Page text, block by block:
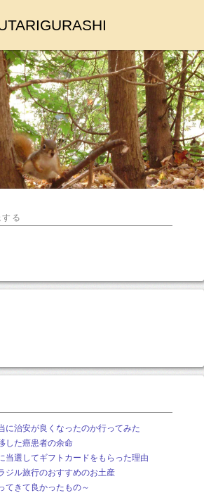
る
に治安が良くなったのか行ってみた
した癌患者の余命
当選してギフトカードをもらった理由
ジル旅行のおすすめのお土産
てきて良かったもの～